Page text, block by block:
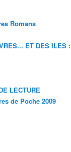
Romans
ET DES ILES :
LECTURE
de Poche 2009